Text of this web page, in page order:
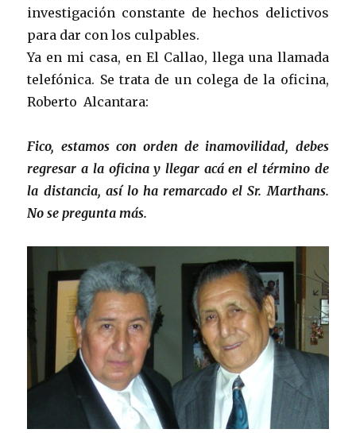
investigación constante de hechos delictivos
para dar con los culpables.
Ya en mi casa, en El Callao, llega una llamada
telefónica. Se trata de un colega de la oficina,
Roberto Alcantara:
Fico, estamos con orden de inamovilidad, debes
regresar a la oficina y llegar acá en el término de
la distancia, así lo ha remarcado el Sr. Marthans.
No se pregunta más.